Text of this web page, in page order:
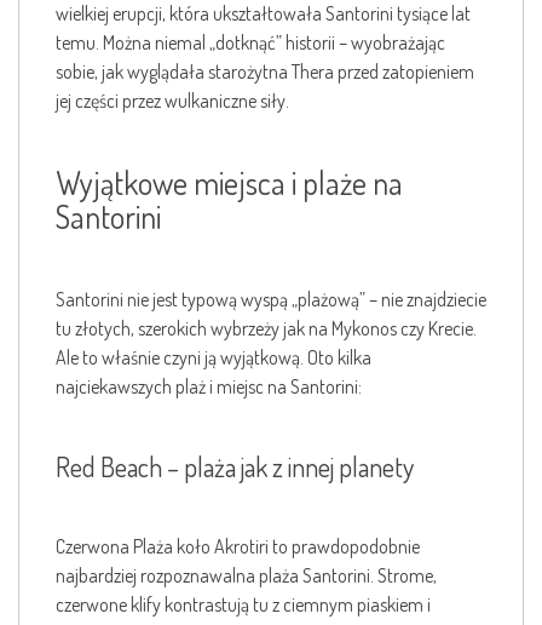
wielkiej erupcji, która ukształtowała Santorini tysiące lat
temu. Można niemal „dotknąć” historii – wyobrażając
sobie, jak wyglądała starożytna Thera przed zatopieniem
jej części przez wulkaniczne siły.
Wyjątkowe miejsca i plaże na
Santorini
Santorini nie jest typową wyspą „plażową” – nie znajdziecie
tu złotych, szerokich wybrzeży jak na Mykonos czy Krecie.
Ale to właśnie czyni ją wyjątkową. Oto kilka
najciekawszych plaż i miejsc na Santorini:
Red Beach – plaża jak z innej planety
Czerwona Plaża koło Akrotiri to prawdopodobnie
najbardziej rozpoznawalna plaża Santorini. Strome,
czerwone klify kontrastują tu z ciemnym piaskiem i